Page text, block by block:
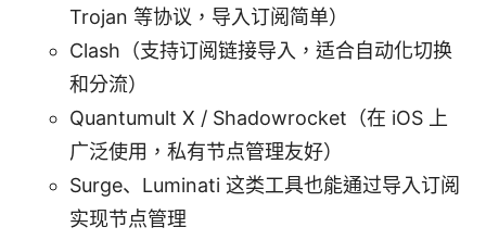
Trojan 等协议，导入订阅简单）
Clash（支持订阅链接导入，适合自动化切换
和分流）
Quantumult X / Shadowrocket（在 iOS 上
广泛使用，私有节点管理友好）
Surge、Luminati 这类工具也能通过导入订阅
实现节点管理